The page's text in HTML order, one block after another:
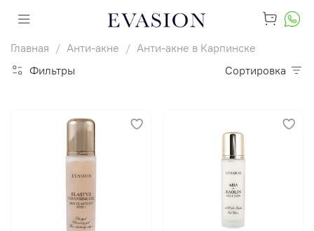
Главная Анти-акне
Анти-акне в Карпинске
Фильтры
Сортировка